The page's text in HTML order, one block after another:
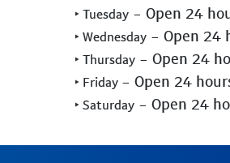
‣ Tuesday - Open 24
‣ Wednesday - Open 24
‣ Thursday - Open 24
‣ Friday - Open 24
‣ Saturday - Open 24